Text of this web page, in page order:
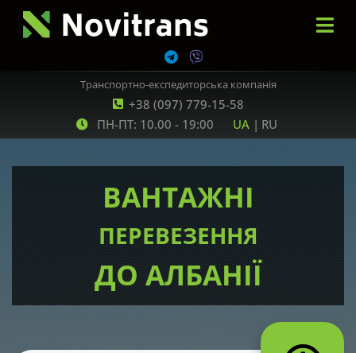
+38 (097) 779-15-58
Транспортно-експедиторська компанія
ПН-ПТ: 10.00 - 19:00 UA | RU
ВАНТАЖНІ
ПЕРЕВЕЗЕННЯ
ДО АЛБАНІЇ